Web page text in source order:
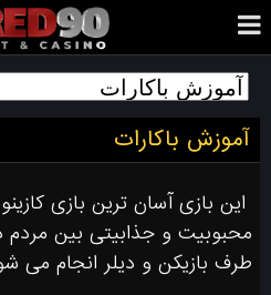
آموزش باکارات
اين بازى آسان ترين بازى
محبوبيت و جذابيتى بين مردم
طرف بازيكن و ديلر انجام مى